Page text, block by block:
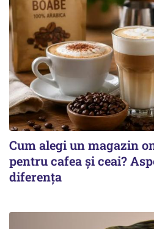
Cum alegi un magazin
pentru cafea și ceai?
diferența